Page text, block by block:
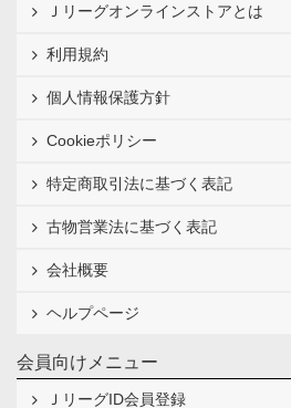
Ｊリーグオンラインストアとは
利用規約
個人情報保護方針
Cookieポリシー
特定商取引法に基づく表記
古物営業法に基づく表記
会社概要
ヘルプページ
会員向けメニュー
ＪリーグID会員登録